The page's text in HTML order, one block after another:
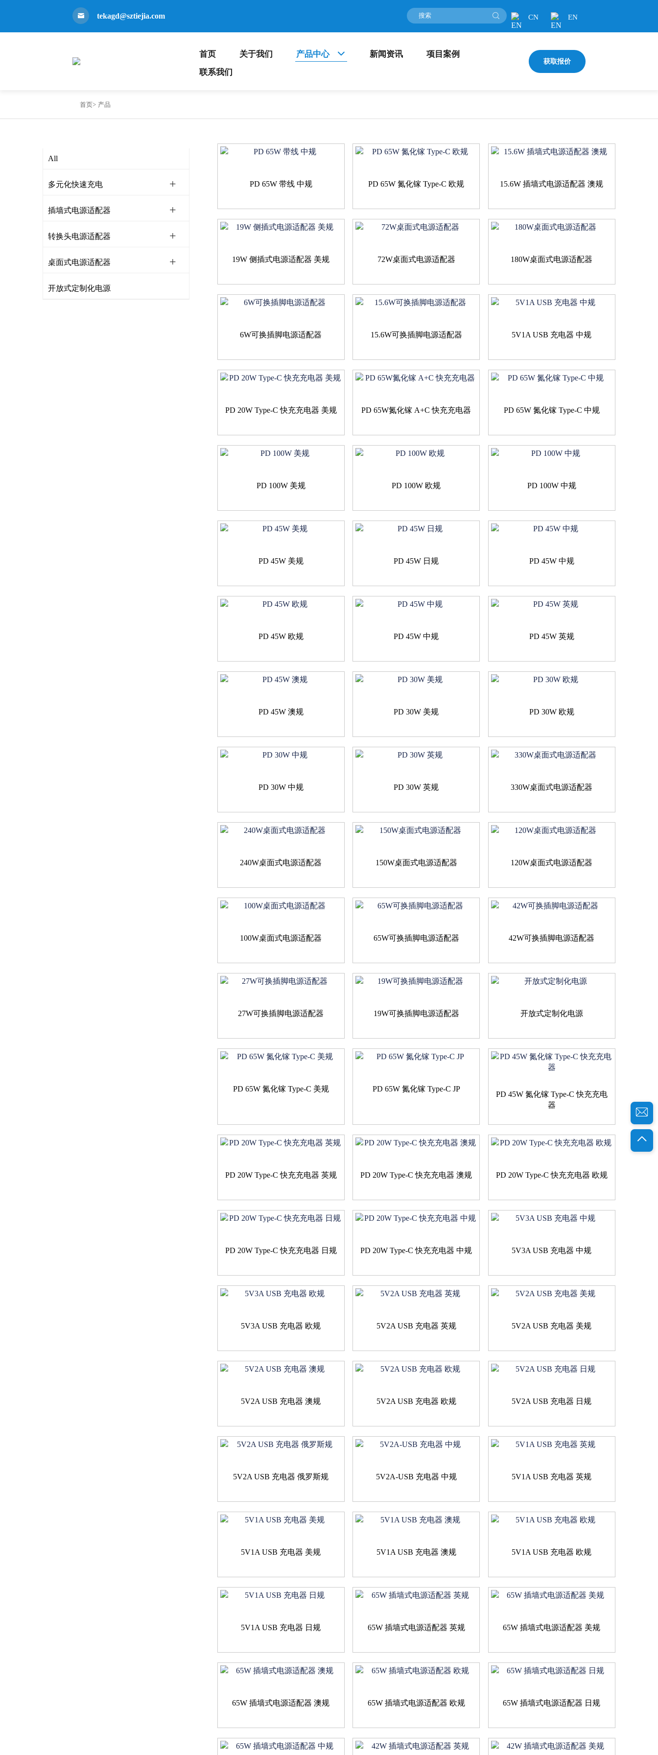
tekagd@sztiejia.com CN EN
首页 关于我们 产品中心 新闻资讯
项目案例
联系我们
获取报价
首页> 产品
All
多元化快速充电
插墙式电源适配器
转换头电源适配器
桌面式电源适配器
开放式定制化电源
PD 65W 带线 中规 PD 65W 氮化镓 Type-C 欧规 15.6W 插墙式电源适配器 澳规
19W 侧插式电源适配器 美规 72W桌面式电源适配器 180W桌面式电源适配器
6W可换插脚电源适配器 15.6W可换插脚电源适配器 5V1A USB 充电器 中规
PD 20W Type-C 快充充电器 美规 PD 65W氮化镓 A+C 快充充电器 PD 65W 氮化镓 Type-C 中规
PD 100W 美规 PD 100W 欧规 PD 100W 中规
PD 45W 美规 PD 45W 日规 PD 45W 中规
PD 45W 欧规 PD 45W 中规 PD 45W 英规
PD 45W 澳规 PD 30W 美规 PD 30W 欧规
PD 30W 中规 PD 30W 英规 330W桌面式电源适配器
240W桌面式电源适配器 150W桌面式电源适配器 120W桌面式电源适配器
100W桌面式电源适配器 65W可换插脚电源适配器 42W可换插脚电源适配器
27W可换插脚电源适配器 19W可换插脚电源适配器 开放式定制化电源
PD 65W 氮化镓 Type-C 美规 PD 65W 氮化镓 Type-C JP
PD 45W 氮化镓 Type-C 快充充电
器
PD 20W Type-C 快充充电器 英规 PD 20W Type-C 快充充电器 澳规 PD 20W Type-C 快充充电器 欧规
PD 20W Type-C 快充充电器 日规 PD 20W Type-C 快充充电器 中规 5V3A USB 充电器 中规
5V3A USB 充电器 欧规 5V2A USB 充电器 英规 5V2A USB 充电器 美规
5V2A USB 充电器 澳规 5V2A USB 充电器 欧规 5V2A USB 充电器 日规
5V2A USB 充电器 俄罗斯规 5V2A-USB 充电器 中规 5V1A USB 充电器 英规
5V1A USB 充电器 美规 5V1A USB 充电器 澳规 5V1A USB 充电器 欧规
5V1A USB 充电器 日规 65W 插墙式电源适配器 英规 65W 插墙式电源适配器 美规
65W 插墙式电源适配器 澳规 65W 插墙式电源适配器 欧规 65W 插墙式电源适配器 日规